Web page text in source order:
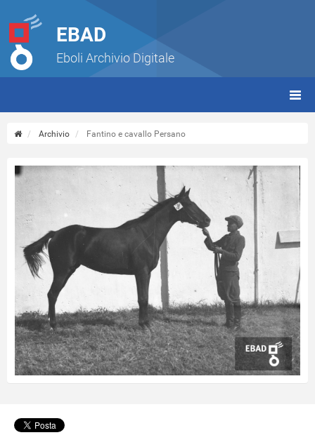
EBAD
Eboli Archivio Digitale
Archivio Fantino e cavallo Persano